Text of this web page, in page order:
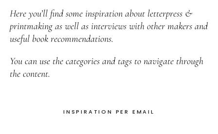
Here you’ll find some inspiration about letterpress &
printmaking as well as interviews with other makers and
useful book recommendations.
You can use the categories and tags to navigate through
the content.
INSPIRATION PER EMAIL